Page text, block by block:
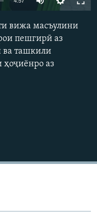
вижа масъулини
пешгирӣ аз
ва ташкили
аз